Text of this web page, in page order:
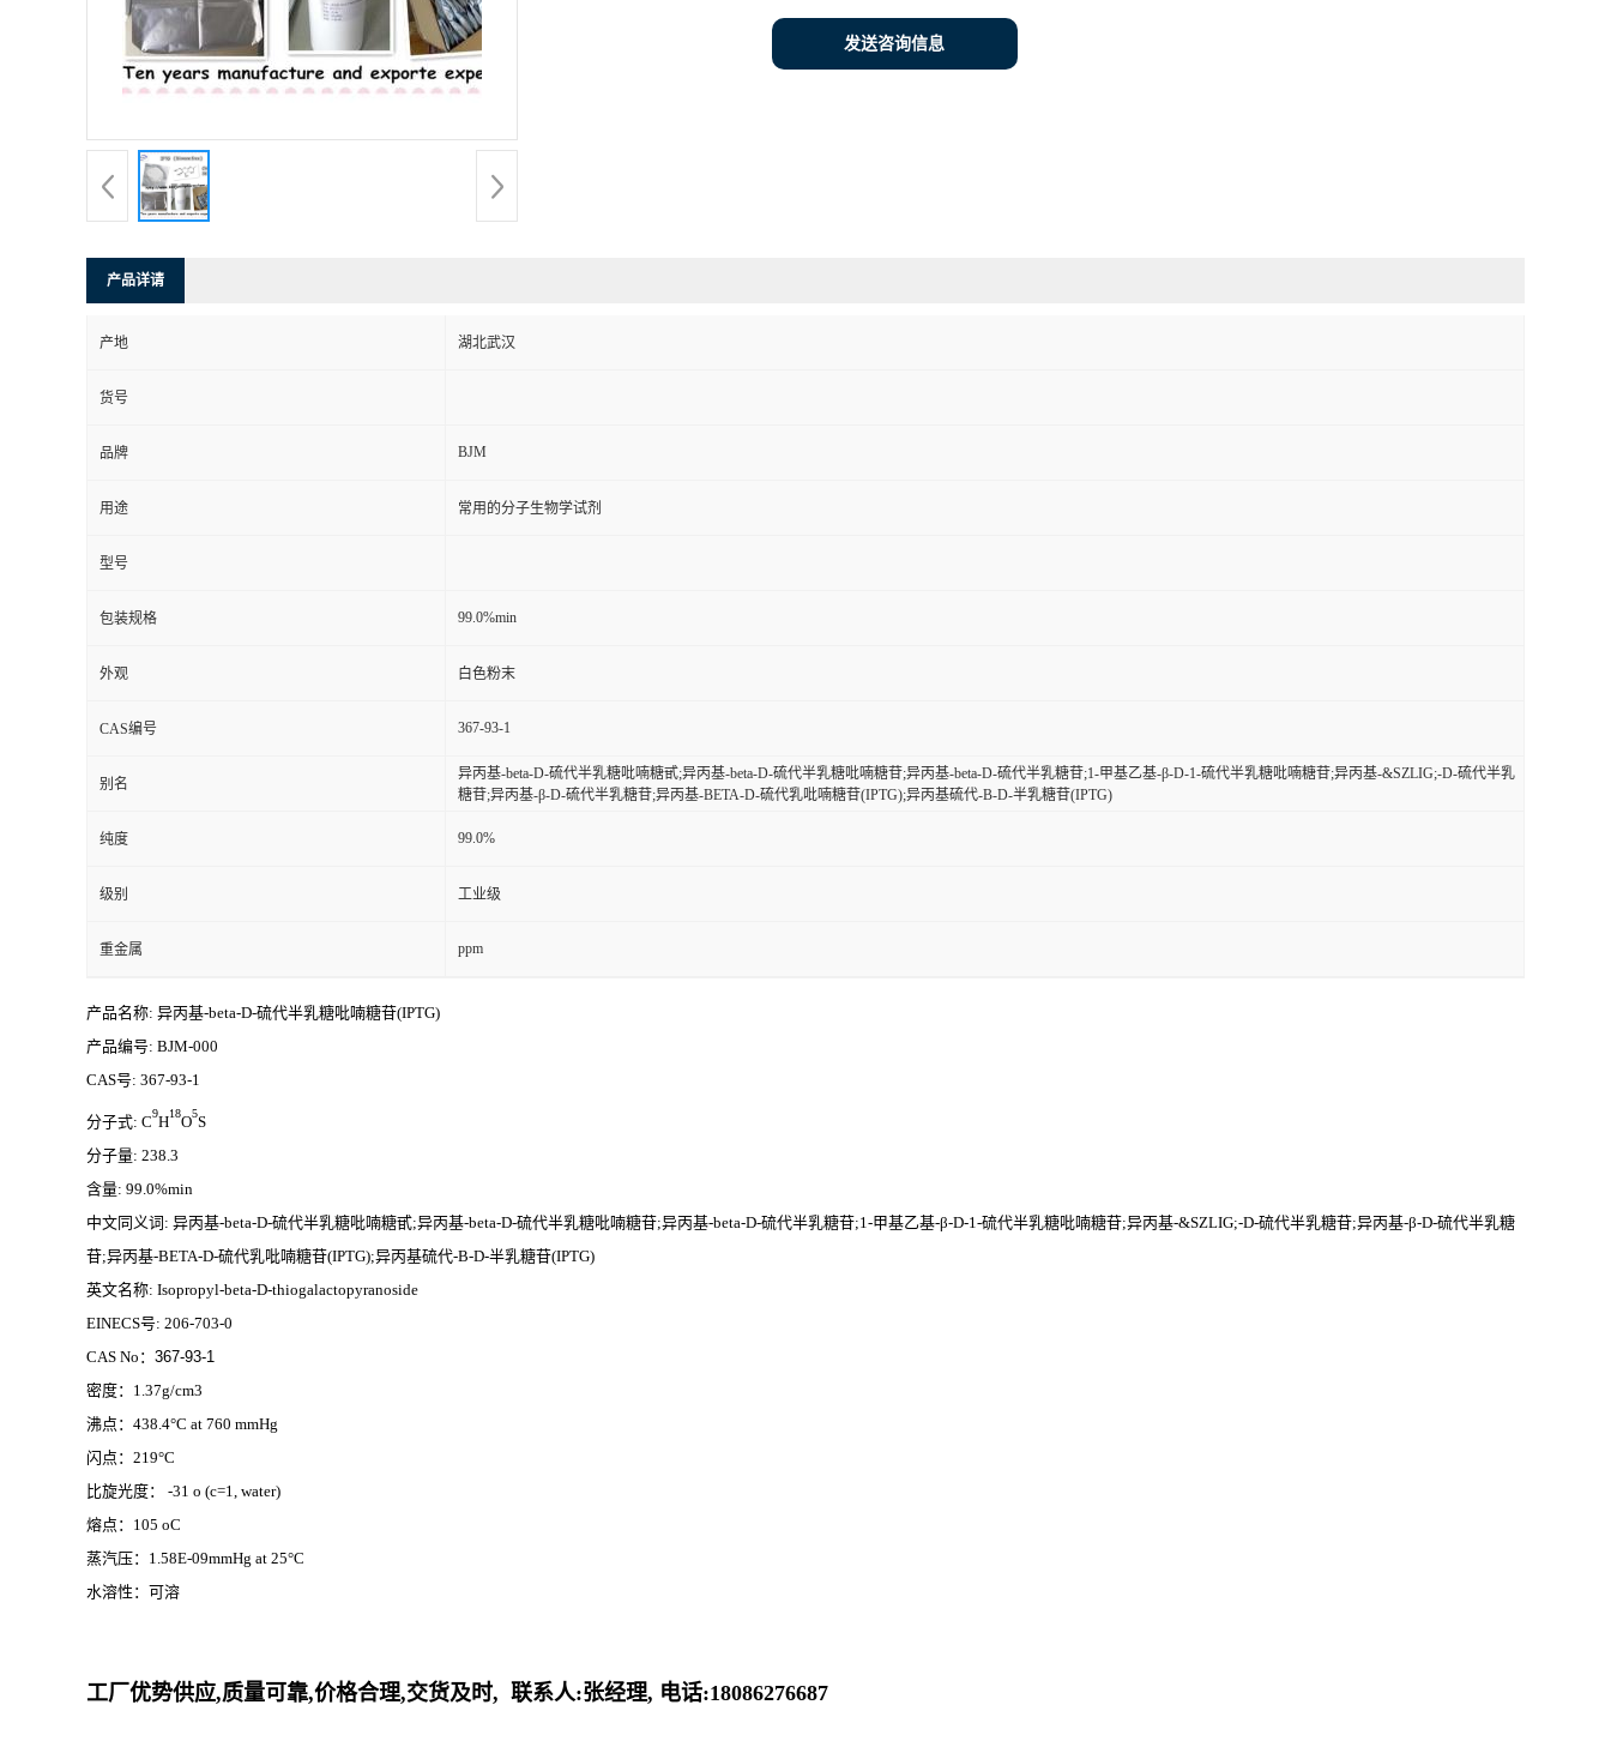
发送咨询信息
产品详请
产地 湖北武汉
货号
品牌 BJM
用途 常用的分子生物学试剂
型号
包装规格 99.0%min
外观 白色粉末
CAS编号 367-93-1
别名
异丙基-beta-D-硫代半乳糖吡喃糖甙;异丙基-beta-D-硫代半乳糖吡喃糖苷;异丙基-beta-D-硫代半乳糖苷;1-甲基乙基-β-D-1-硫代半乳糖吡喃糖苷;异丙基-&SZLIG;-D-硫代半乳
糖苷;异丙基-β-D-硫代半乳糖苷;异丙基-BETA-D-硫代乳吡喃糖苷(IPTG);异丙基硫代-Β-D-半乳糖苷(IPTG)
纯度 99.0%
级别 工业级
重金属 ppm
产品名称: 异丙基-beta-D-硫代半乳糖吡喃糖苷(IPTG)
产品编号: BJM-000
CAS号: 367-93-1
分子式: C9H18O5S
分子量: 238.3
含量: 99.0%min
中文同义词: 异丙基-beta-D-硫代半乳糖吡喃糖甙;异丙基-beta-D-硫代半乳糖吡喃糖苷;异丙基-beta-D-硫代半乳糖苷;1-甲基乙基-β-D-1-硫代半乳糖吡喃糖苷;异丙基-&SZLIG;-D-硫代半乳糖苷;异丙基-β-D-硫代半乳糖
苷;异丙基-BETA-D-硫代乳吡喃糖苷(IPTG);异丙基硫代-Β-D-半乳糖苷(IPTG)
英文名称: Isopropyl-beta-D-thiogalactopyranoside
EINECS号: 206-703-0
CAS No： 367-93-1
密度：1.37g/cm3
沸点：438.4°C at 760 mmHg
闪点：219°C
比旋光度： -31 o (c=1, water)
熔点：105 oC
蒸汽压：1.58E-09mmHg at 25°C
水溶性：可溶
工厂优势供应,质量可靠,价格合理,交货及时, 联系人:张经理, 电话:18086276687